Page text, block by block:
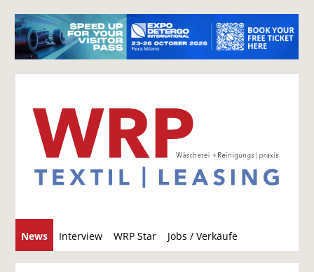
News Interview WRP Star Jobs / Verkäufe
u
c